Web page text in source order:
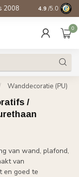
2008 4.9 /5.0
0
Wanddecoratie (PU)
/
van wand, plafond,
van
en goed te